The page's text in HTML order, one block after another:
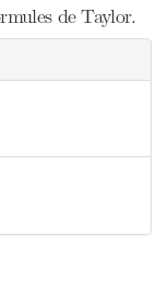
de Taylor.